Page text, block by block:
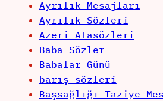
Ayrılık Mesajları
Ayrılık Sözleri
Azeri Atasözleri
Baba Sözler
Babalar Günü
barış sözleri
Başsağlığı Taziye